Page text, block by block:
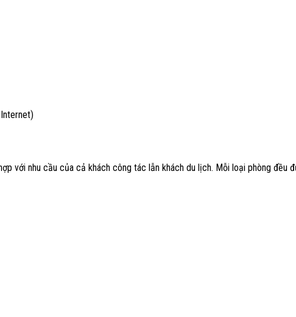
với nhu cầu của cả khách công tác lẫn khách du lịch. Mỗi loại phòng